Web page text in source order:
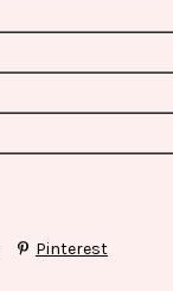
Pinterest